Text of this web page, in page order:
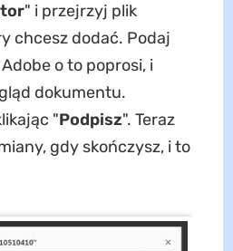
" i przejrzyj plik
chcesz dodać. Podaj
o to poprosi, i
dokumentu.
"Podpisz". Teraz
gdy skończysz, i to